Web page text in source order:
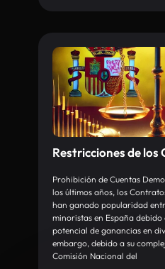
Restricciones de los
Prohibición de Cuentas
los últimos años, los
han ganado popularidad
minoristas en España
potencial de ganancias en
embargo, debido a su
Comisión Nacional del